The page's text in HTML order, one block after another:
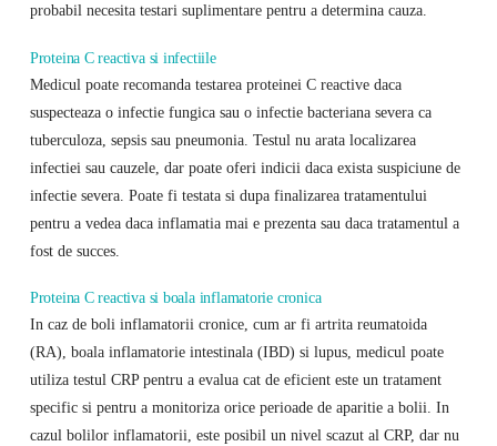
probabil necesita testari suplimentare pentru a determina cauza.
Proteina C reactiva si infectiile
Medicul poate recomanda testarea proteinei C reactive daca
suspecteaza o infectie fungica sau o infectie bacteriana severa ca
tuberculoza, sepsis sau pneumonia. Testul nu arata localizarea
infectiei sau cauzele, dar poate oferi indicii daca exista suspiciune de
infectie severa. Poate fi testata si dupa finalizarea tratamentului
pentru a vedea daca inflamatia mai e prezenta sau daca tratamentul a
fost de succes.
Proteina C reactiva si boala inflamatorie cronica
In caz de boli inflamatorii cronice, cum ar fi artrita reumatoida
(RA), boala inflamatorie intestinala (IBD) si lupus, medicul poate
utiliza testul CRP pentru a evalua cat de eficient este un tratament
specific si pentru a monitoriza orice perioade de aparitie a bolii. In
cazul bolilor inflamatorii, este posibil un nivel scazut al CRP, dar nu